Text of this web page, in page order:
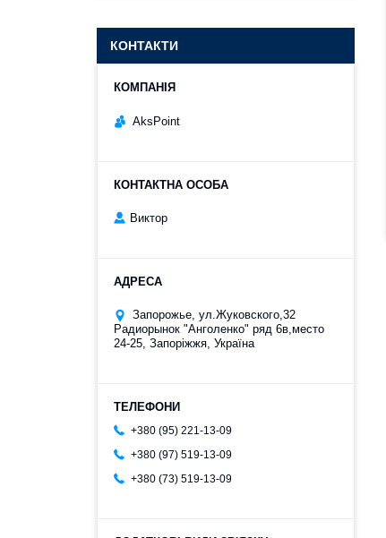
КОНТАКТИ
AksPoint
Виктор
Запорожье, ул.Жуковского,32
Радиорынок "Анголенко" ряд 6в,место
24-25, Запоріжжя, Україна
+380 (95) 221-13-09
+380 (97) 519-13-09
+380 (73) 519-13-09